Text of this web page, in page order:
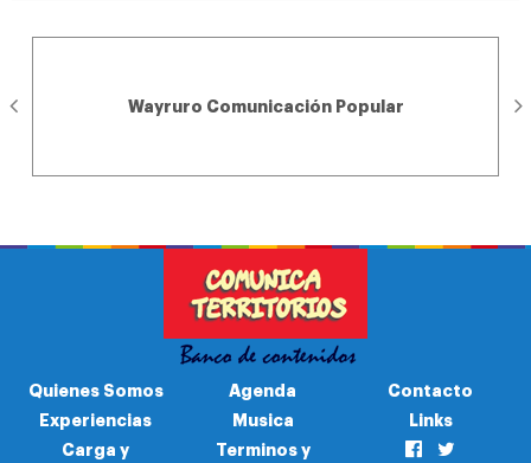
Wayruro Comunicación Popular
Quienes Somos
Experiencias
Carga y
Agenda
Musica
Terminos y
Contacto
Links